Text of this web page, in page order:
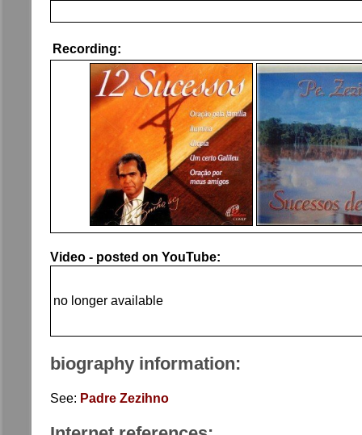
Recording:
Video - posted on YouTube:
no longer available
biography information:
See: Padre Zezihno